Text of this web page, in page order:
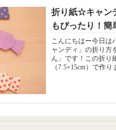
折り紙☆キャン
もぴったり！簡
こんにちはー今日は
ャンディ」の折り方
ん」です！この折り
（7.5×15cm）で作